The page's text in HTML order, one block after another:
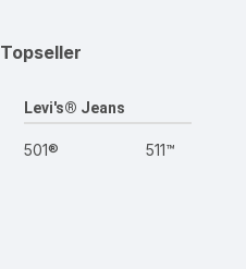
Topseller
Levi's® Jeans
501® 511™